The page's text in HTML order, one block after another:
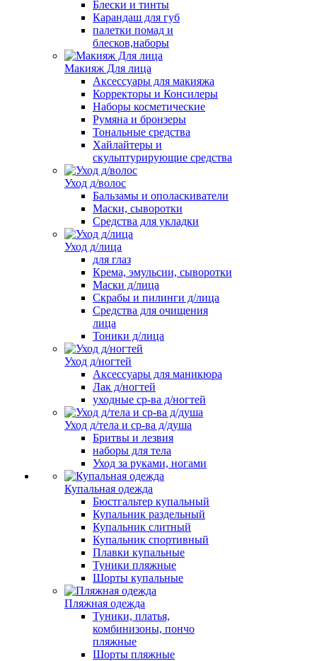
Блески и тинты
Карандаш для губ
палетки помад и
блесков,наборы
Макияж Для лица
Аксессуары для макияжа
Корректоры и Консилеры
Наборы косметические
Румяна и бронзеры
Тональные средства
Хайлайтеры и
скульптурирующие средства
Уход д/волос
Бальзамы и ополаскиватели
Маски, сыворотки
Средства для укладки
Уход д/лица
для глаз
Крема, эмульсии, сыворотки
Маски д/лица
Скрабы и пилинги д/лица
Средства для очищения
лица
Тоники д/лица
Уход д/ногтей
Аксессуары для маникюра
Лак д/ногтей
уходные ср-ва д/ногтей
Уход д/тела и ср-ва д/душа
Бритвы и лезвия
наборы для тела
Уход за руками, ногами
Купальная одежда
Бюстгальтер купальный
Купальник раздельный
Купальник слитный
Купальник спортивный
Плавки купальные
Туники пляжные
Шорты купальные
Пляжная одежда
Туники, платья,
комбинизоны, пончо
пляжные
Шорты пляжные